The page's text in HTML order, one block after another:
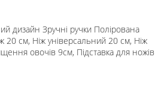
дизайн Зручні ручки Полірована
20 см, Ніж універсальний 20 см, Ніж
овочів 9см, Підставка для ножів